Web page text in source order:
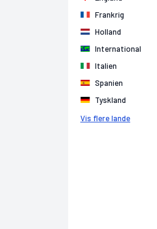
Frankrig
Holland
International
Italien
Spanien
Tyskland
Vis flere lande